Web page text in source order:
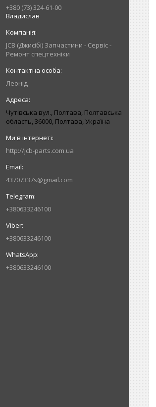
+380 (73) 324-61-00
Владислав
JCB (Джисібі) Запчастини - Сервіс -
Ремонт спецтехніки
Леонід
Чутівська вул., Полтава, Полтавська
область, 36000, Полтава, Україна
http://jcb-parts.com.ua
43707337s@gmail.com
+380633246100
+380633246100
+380633246100